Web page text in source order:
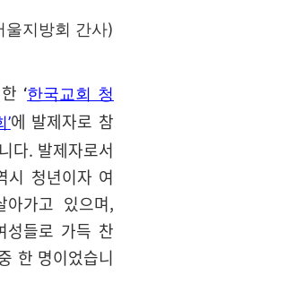
울지방회 간사)
‘한국교회 청
’에 발제자로 참
다. 발제자로서
시 청년이자 여
가고 있으며,
들로 가득 찬
한 명이었습니